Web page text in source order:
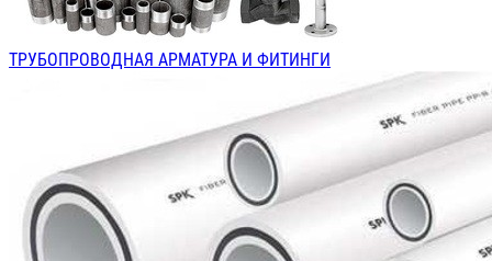
ТРУБОПРОВОДНАЯ АРМАТУРА И ФИТИНГИ